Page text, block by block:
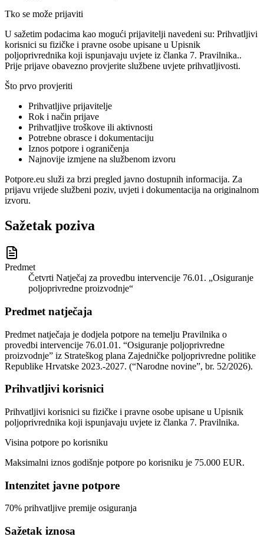
Tko se može prijaviti
U sažetim podacima kao mogući prijavitelji navedeni su: Prihvatljivi
korisnici su fizičke i pravne osobe upisane u Upisnik
poljoprivrednika koji ispunjavaju uvjete iz članka 7. Pravilnika..
Prije prijave obavezno provjerite službene uvjete prihvatljivosti.
Što prvo provjeriti
Prihvatljive prijavitelje
Rok i način prijave
Prihvatljive troškove ili aktivnosti
Potrebne obrasce i dokumentaciju
Iznos potpore i ograničenja
Najnovije izmjene na službenom izvoru
Potpore.eu služi za brzi pregled javno dostupnih informacija. Za
prijavu vrijede službeni poziv, uvjeti i dokumentacija na originalnom
izvoru.
Sažetak poziva
Predmet
Četvrti Natječaj za provedbu intervencije 76.01. „Osiguranje
poljoprivredne proizvodnje“
Predmet natječaja
Predmet natječaja je dodjela potpore na temelju Pravilnika o
provedbi intervencije 76.01.01. “Osiguranje poljoprivredne
proizvodnje” iz Strateškog plana Zajedničke poljoprivredne politike
Republike Hrvatske 2023.-2027. (“Narodne novine”, br. 52/2026).
Prihvatljivi korisnici
Prihvatljivi korisnici su fizičke i pravne osobe upisane u Upisnik
poljoprivrednika koji ispunjavaju uvjete iz članka 7. Pravilnika.
Visina potpore po korisniku
Maksimalni iznos godišnje potpore po korisniku je 75.000 EUR.
Intenzitet javne potpore
70% prihvatljive premije osiguranja
Sažetak iznosa